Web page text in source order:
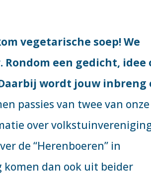
vegetarische soep! We
een gedicht, idee
wordt jouw inbreng
passies van twee van onze
over
de “Herenboeren” in
komen dan ook uit beider